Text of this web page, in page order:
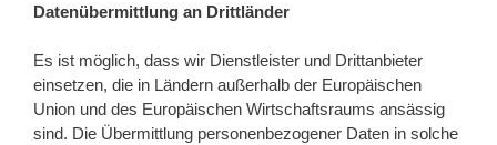
Datenübermittlung an Drittländer
Es ist möglich, dass wir Dienstleister und Drittanbieter
einsetzen, die in Ländern außerhalb der Europäischen
Union und des Europäischen Wirtschaftsraums ansässig
sind. Die Übermittlung personenbezogener Daten in solche